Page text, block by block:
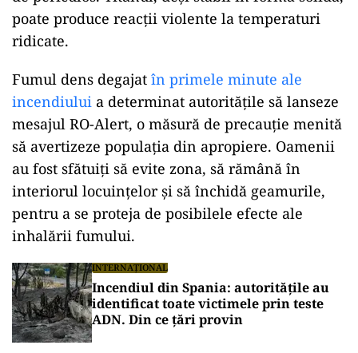
poate produce reacții violente la temperaturi
ridicate.
Fumul dens degajat în primele minute ale
incendiului a determinat autoritățile să lanseze
mesajul RO-Alert, o măsură de precauție menită
să avertizeze populația din apropiere. Oamenii
au fost sfătuiți să evite zona, să rămână în
interiorul locuințelor și să închidă geamurile,
pentru a se proteja de posibilele efecte ale
inhalării fumului.
INTERNAȚIONAL
Incendiul din Spania: autoritățile au
identificat toate victimele prin teste
ADN. Din ce țări provin